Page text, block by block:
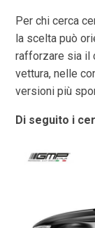
Per chi cerca
la scelta può
rafforzare sia il
vettura, nelle
versioni più
Di seguito i